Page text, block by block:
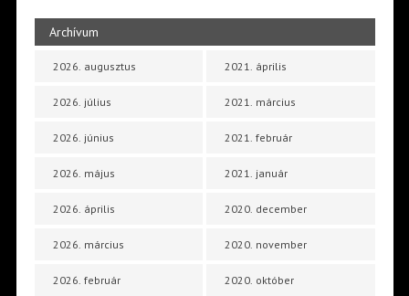
Archívum
2026. augusztus
2026. július
2026. június
2026. május
2026. április
2026. március
2026. február
2021. április
2021. március
2021. február
2021. január
2020. december
2020. november
2020. október